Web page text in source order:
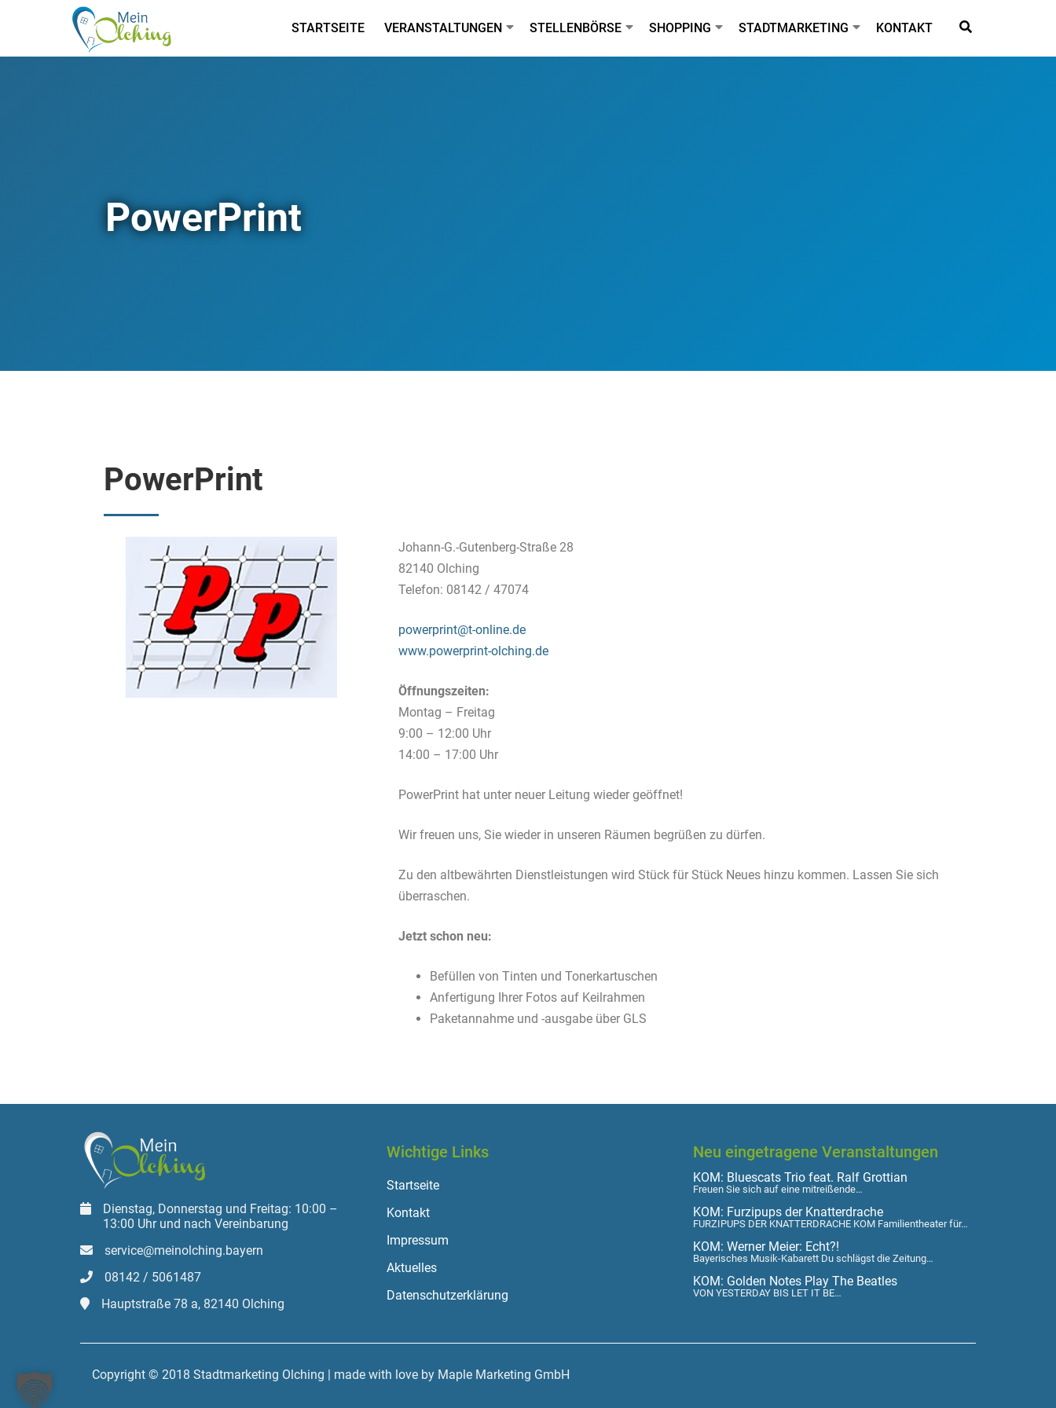
STARTSEITE VERANSTALTUNGEN STELLENBÖRSE SHOPPING STADTMARKETING KONTAKT
PowerPrint
PowerPrint
Johann-G.-Gutenberg-Straße 28
82140 Olching
Telefon: 08142 / 47074
powerprint@t-online.de
www.powerprint-olching.de
Öffnungszeiten:
Montag – Freitag
9:00 – 12:00 Uhr
14:00 – 17:00 Uhr
PowerPrint hat unter neuer Leitung wieder geöffnet!
Wir freuen uns, Sie wieder in unseren Räumen begrüßen zu dürfen.
Zu den altbewährten Dienstleistungen wird Stück für Stück Neues hinzu kommen. Lassen Sie sich
überraschen.
Jetzt schon neu:
Befüllen von Tinten und Tonerkartuschen
Anfertigung Ihrer Fotos auf Keilrahmen
Paketannahme und -ausgabe über GLS
Dienstag, Donnerstag und Freitag: 10:00 –
13:00 Uhr und nach Vereinbarung
service@meinolching.bayern
08142 / 5061487
Hauptstraße 78 a, 82140 Olching
Wichtige Links
Startseite
Kontakt
Impressum
Aktuelles
Datenschutzerklärung
Neu eingetragene Veranstaltungen
KOM: Bluescats Trio feat. Ralf Grottian
Freuen Sie sich auf eine mitreißende…
KOM: Furzipups der Knatterdrache
FURZIPUPS DER KNATTERDRACHE KOM Familientheater für…
KOM: Werner Meier: Echt?!
Bayerisches Musik-Kabarett Du schlägst die Zeitung…
KOM: Golden Notes Play The Beatles
VON YESTERDAY BIS LET IT BE…
Copyright © 2018 Stadtmarketing Olching | made with love by Maple Marketing GmbH